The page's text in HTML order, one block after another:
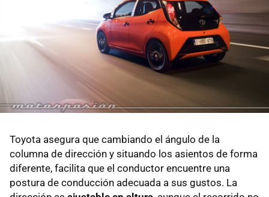
Toyota asegura que cambiando el ángulo de la
columna de dirección y situando los asientos de forma
diferente, facilita que el conductor encuentre una
postura de conducción adecuada a sus gustos. La